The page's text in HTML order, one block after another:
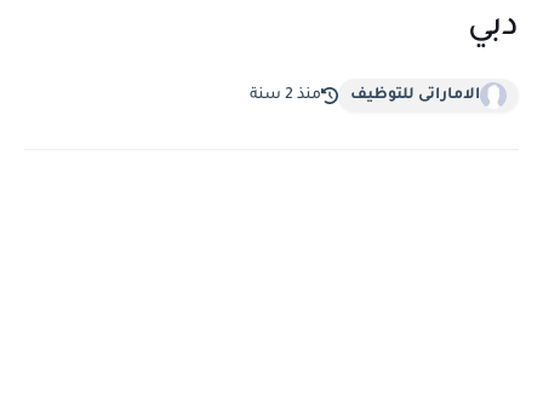
دبي
الاماراتى للتوظيف منذ 2 سنة